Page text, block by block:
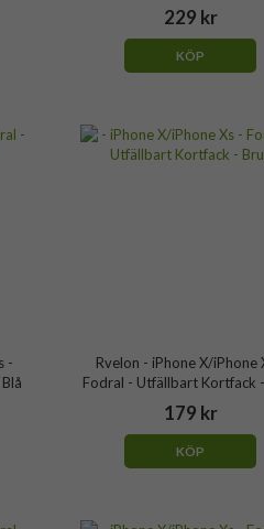
229 kr
KÖP
-
Rvelon - iPhone X/iPhone
Fodral - Utfällbart Kortfack
179 kr
KÖP